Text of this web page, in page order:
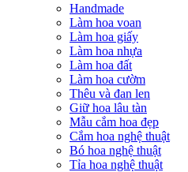
Handmade
Làm hoa voan
Làm hoa giấy
Làm hoa nhựa
Làm hoa đất
Làm hoa cườm
Thêu và đan len
Giữ hoa lâu tàn
Mẫu cắm hoa đẹp
Cắm hoa nghệ thuật
Bó hoa nghệ thuật
Tỉa hoa nghệ thuật